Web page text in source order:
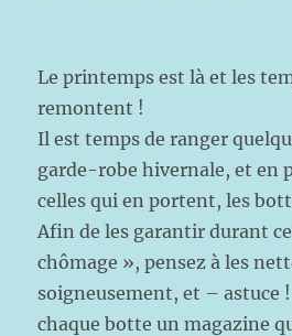
Le printemps est là et les
remontent !
Il est temps de ranger
garde-robe hivernale, et en
celles qui en portent, les
Afin de les garantir durant
chômage », pensez à les
soigneusement, et – astuce
chaque botte un magazine